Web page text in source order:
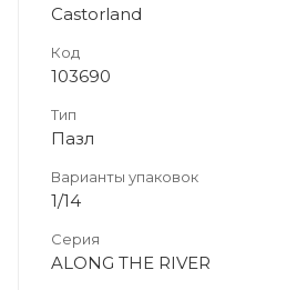
Castorland
Код
103690
Тип
Пазл
Варианты упаковок
1/14
Серия
ALONG THE RIVER